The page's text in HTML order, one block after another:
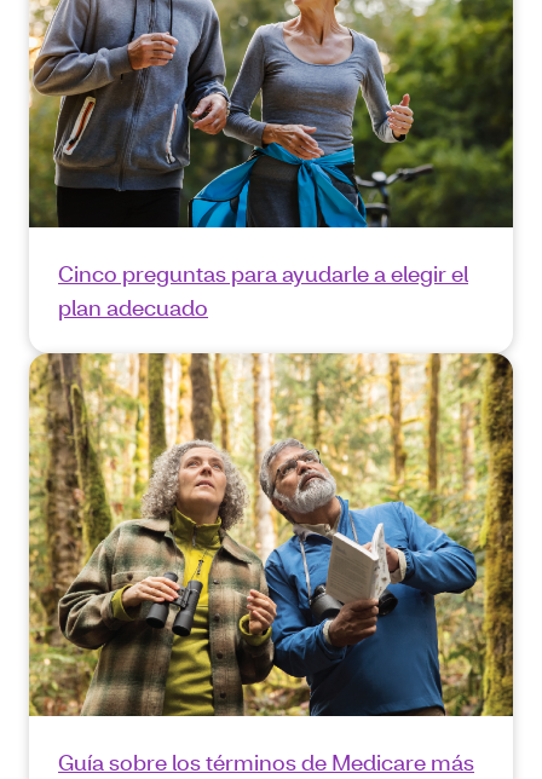
Cinco preguntas para ayudarle a elegir el
plan adecuado
Guía sobre los términos de Medicare más